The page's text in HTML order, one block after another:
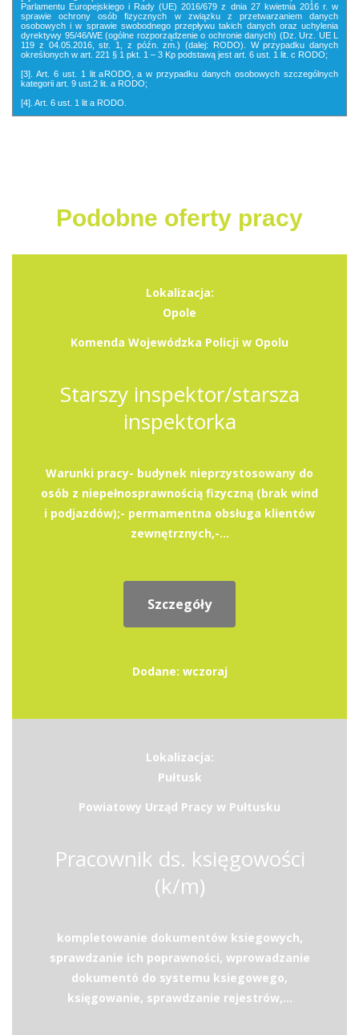
Parlamentu Europejskiego i Rady (UE) 2016/679 z dnia 27 kwietnia 2016 r. w
sprawie ochrony osób fizycznych w związku z przetwarzaniem danych
osobowych i w sprawie swobodnego przepływu takich danych oraz uchylenia
dyrektywy 95/46/WE (ogólne rozporządzenie o ochronie danych) (Dz. Urz. UE L
119 z 04.05.2016, str. 1, z późn. zm.) (dalej: RODO). W przypadku danych
określonych w art. 221 § 1 pkt. 1 – 3 Kp podstawą jest art. 6 ust. 1 lit. c RODO;
[3]. Art. 6 ust. 1 lit aRODO, a w przypadku danych osobowych szczególnych
kategorii art. 9 ust.2 lit. a RODO;
[4]. Art. 6 ust. 1 lit a RODO.
Podobne oferty pracy
Lokalizacja:
Opole
Komenda Wojewódzka Policji w Opolu
Starszy inspektor/starsza
inspektorka
Warunki pracy- budynek nieprzystosowany do
osób z niepełnosprawnością fizyczną (brak wind
i podjazdów);- permamentna obsługa klientów
zewnętrznych,-...
Szczegóły
Dodane: wczoraj
Lokalizacja:
Pułtusk
Powiatowy Urząd Pracy w Pułtusku
Pracownik ds. księgowości
(k/m)
kompletowanie dokumentów ksiegowych,
sprawdzanie ich poprawności, wprowadzanie
dokumentó do systemu ksiegowego,
księgowanie, sprawdzanie rejestrów,...